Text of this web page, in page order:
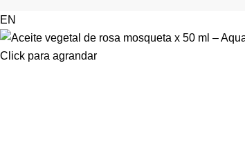
EN
Click para agrandar